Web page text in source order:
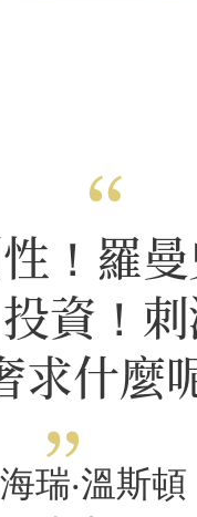
！羅
資！
求什麼
瑞‧溫斯頓